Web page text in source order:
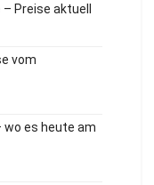
Preise aktuell
vom
wo es heute am